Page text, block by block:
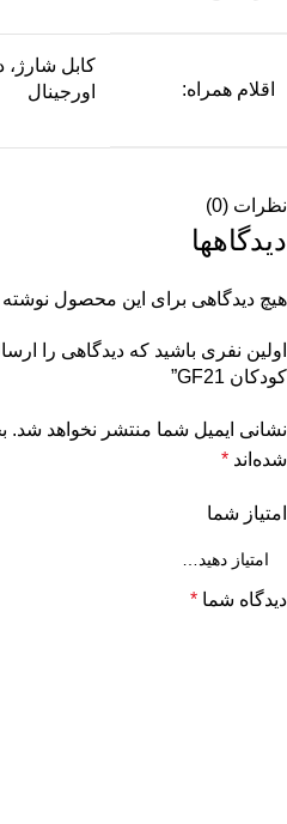
اقلام همراه:
کابل شارژ،
اورجینال
نظرات (0)
دیدگاهها
هیچ دیدگاهی برای این محصول
اولین نفری باشید که دیدگاهی را
کودکان GF21”
نشانی ایمیل شما منتشر نخواهد شد.
شده‌اند *
امتیاز شما
دیدگاه شما *